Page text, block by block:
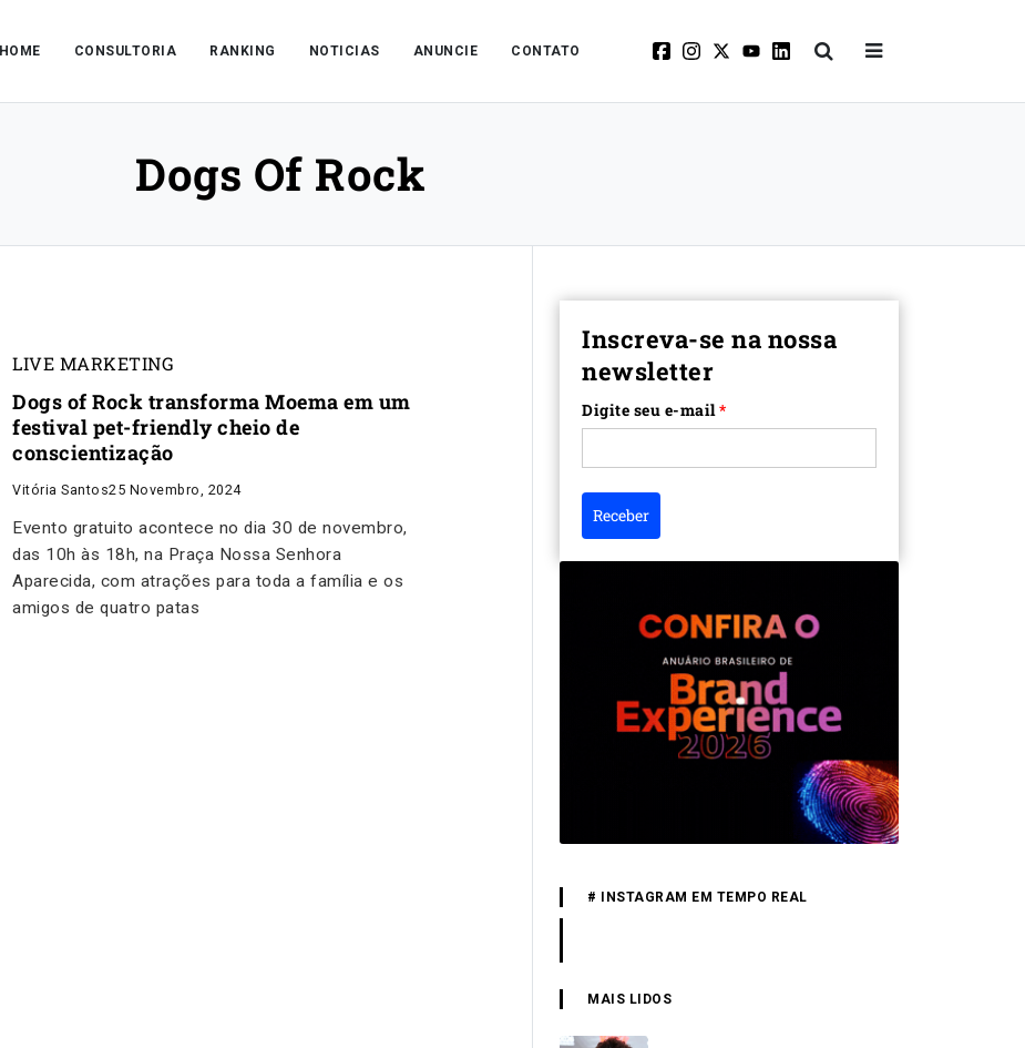
HOME CONSULTORIA RANKING NOTICIAS ANUNCIE CONTATO
Dogs Of Rock
LIVE MARKETING
Dogs of Rock transforma Moema em um
festival pet-friendly cheio de
conscientização
Vitória Santos25 Novembro, 2024
Evento gratuito acontece no dia 30 de novembro,
das 10h às 18h, na Praça Nossa Senhora
Aparecida, com atrações para toda a família e os
amigos de quatro patas
Inscreva-se na nossa
newsletter
Digite seu e-mail*
Receber
# INSTAGRAM EM TEMPO REAL
MAIS LIDOS